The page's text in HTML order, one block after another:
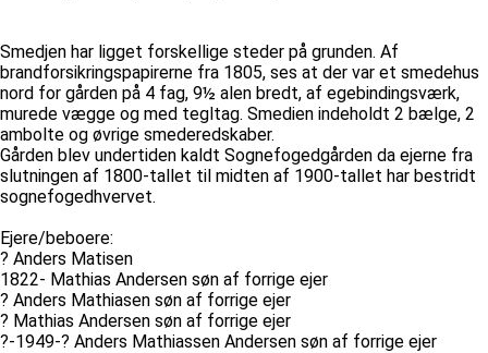
Smedjen har ligget forskellige steder på grunden. Af
brandforsikringspapirerne fra 1805, ses at der var et smedehus
nord for gården på 4 fag, 9½ alen bredt, af egebindingsværk,
murede vægge og med tegltag. Smedien indeholdt 2 bælge, 2
ambolte og øvrige smederedskaber.
Gården blev undertiden kaldt Sognefogedgården da ejerne fra
slutningen af 1800-tallet til midten af 1900-tallet har bestridt
sognefogedhvervet.
Ejere/beboere:
? Anders Matisen
1822- Mathias Andersen søn af forrige ejer
? Anders Mathiasen søn af forrige ejer
? Mathias Andersen søn af forrige ejer
?-1949-? Anders Mathiassen Andersen søn af forrige ejer